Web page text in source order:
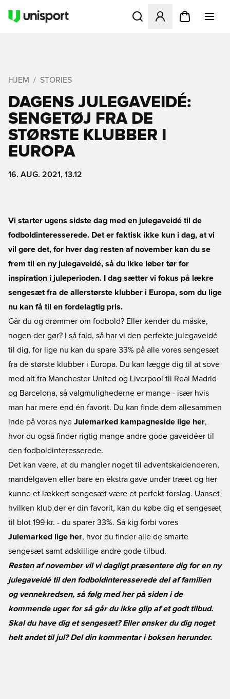
Åbner en Modal til at
HJEM STORIES
DAGENS JULEGAVEIDÉ:
SENGETØJ FRA DE
STØRSTE KLUBBER I
EUROPA
16. AUG. 2021, 13.12
Vi starter ugens sidste dag med en julegaveidé til de
fodboldinteresserede. Det er faktisk ikke kun i dag, at vi
vil gøre det, for hver dag resten af november kan du se
frem til en ny julegaveidé, så du ikke løber tør for
inspiration i juleperioden. I dag sætter vi fokus på lækre
sengesæt fra de allerstørste klubber i Europa, som du lige
nu kan få til en fordelagtig pris.
Går du og drømmer om fodbold? Eller kender du måske,
nogen der gør? I så fald, så har vi den perfekte julegaveidé
til dig, for lige nu kan du spare 33% på alle vores sengesæt
fra de største klubber i Europa. Du kan lægge dig til at sove
med alt fra Manchester United og Liverpool til Real Madrid
og Barcelona, så valgmulighederne er mange - især hvis
man har mere end én favorit. Du kan finde dem allesammen
inde på vores nye Julemarked kampagneside lige her,
hvor du også finder rigtig mange andre gode gaveidéer til
den fodboldinteresserede.
Det kan være, at du mangler noget til adventskaldenderen,
mandelgaven eller bare en ekstra gave under træet og her
kunne et lækkert sengesæt være et perfekt forslag. Uanset
hvilken klub der er din favorit, kan du købe dig et sengesæt
til blot 199 kr. - du sparer 33%. Så kig forbi vores
Julemarked lige her, hvor du finder alle de smarte
sengesæt samt adskillige andre gode tilbud.
Resten af november vil vi dagligt præsentere dig for en ny
julegaveidé til den fodboldinteresserede del af familien
og vennekredsen, så følg med her på siden i de
kommende uger for så går du ikke glip af et godt tilbud.
Skal du have dig et sengesæt? Eller ønsker du dig noget
helt andet til jul? Del din kommentar i boksen herunder.